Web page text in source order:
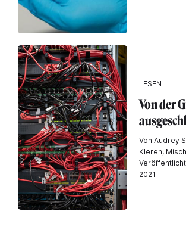
LESEN
Von der
Von Audrey
Kleren,
2021